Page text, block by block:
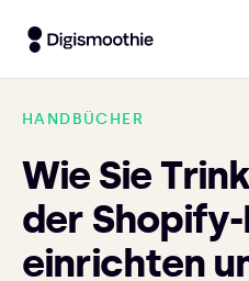
HANDBÜCHER
Wie Sie
der Shopify-
einrichten